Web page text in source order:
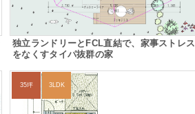
独立ランドリーとFCL直結で、家事ストレス
をなくすタイパ抜群の家
35坪 3LDK